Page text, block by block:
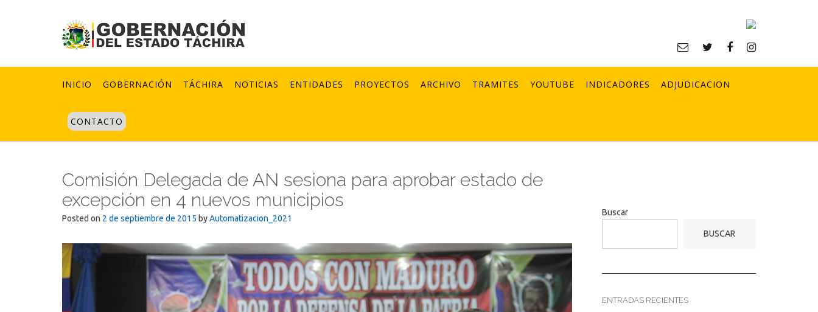
INICIO GOBERNACIÓN TÁCHIRA NOTICIAS ENTIDADES PROYECTOS ARCHIVO TRAMITES YOUTUBE INDICADORES ADJUDICACION
CONTACTO
Comisión Delegada de AN sesiona para aprobar estado de
excepción en 4 nuevos municipios
Posted on 2 de septiembre de 2015 byAutomatizacion_2021
Buscar
BUSCAR
ENTRADAS RECIENTES